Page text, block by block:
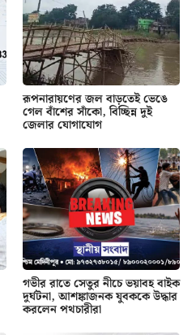
রূপনারায়ণের জল বাড়তেই ভেঙে
গেল বাঁশের সাঁকো, বিচ্ছিন্ন দুই
জেলার যোগাযোগ
গভীর রাতে সেতুর নীচে ভয়াবহ বাইক
দুর্ঘটনা, আশঙ্কাজনক যুবককে উদ্ধার
করলেন পথচারীরা